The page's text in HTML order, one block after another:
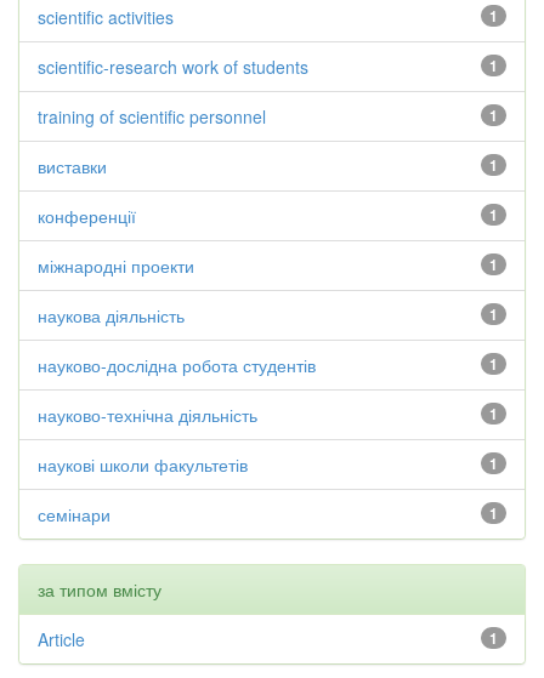
1
scientific activities
1
scientific-research work of students
1
training of scientific personnel
1
виставки
1
конференції
1
міжнародні проекти
1
наукова діяльність
1
науково-дослідна робота студентів
1
науково-технічна діяльність
1
наукові школи факультетів
1
семінари
за типом вмісту
1
Article